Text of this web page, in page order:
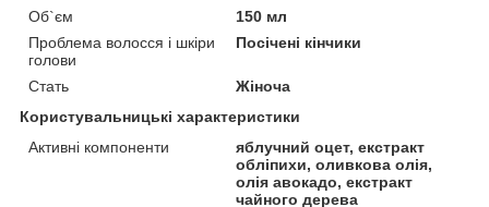
Об`єм
150 мл
Проблема волосся і шкіри
голови
Посічені кінчики
Стать
Жіноча
Користувальницькі характеристики
Активні компоненти
яблучний оцет, екстракт
обліпихи, оливкова олія,
олія авокадо, екстракт
чайного дерева